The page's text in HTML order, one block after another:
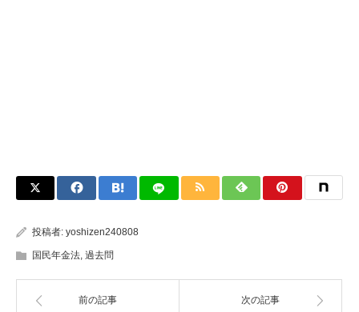
投稿者: yoshizen240808
国民年金法, 過去問
前の記事 次の記事